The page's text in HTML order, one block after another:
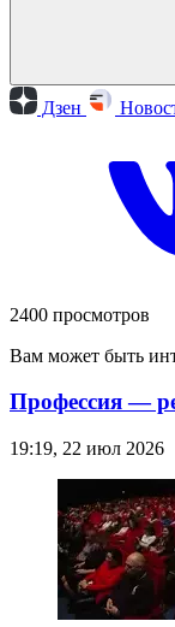
Дзен
2400 просмотров
Вам может быть
Профессия —
19:19, 22 июл 2026